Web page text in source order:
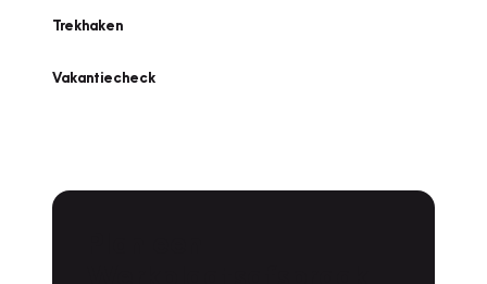
Trekhaken
Vakantiecheck